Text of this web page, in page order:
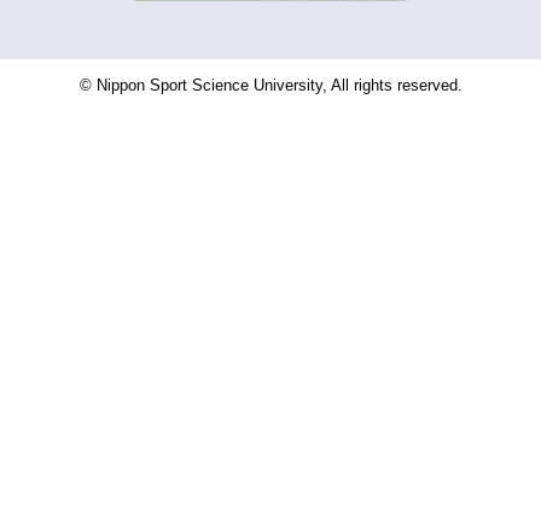
© Nippon Sport Science University, All rights reserved.